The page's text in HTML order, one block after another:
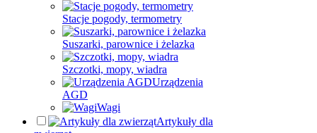
Stacje pogody, termometry
Suszarki, parownice i żelazka
Szczotki, mopy, wiadra
Urządzenia
AGD
Wagi
Artykuły dla